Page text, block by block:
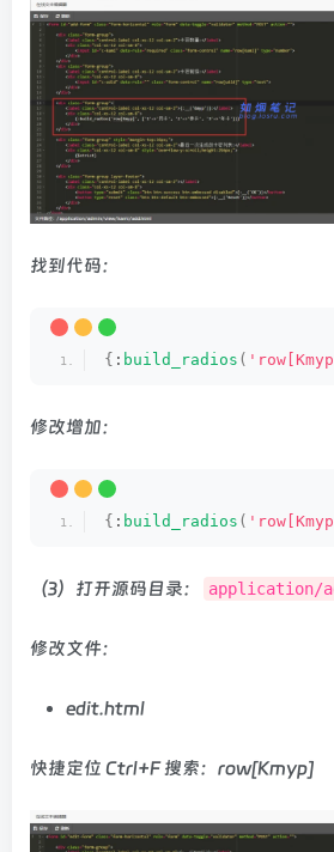
找到代码：
{ : build_radios (
修改增加：
{ : build_radios (
（3）打开源码目录： application/
修改文件：
edit.html
快捷定位 Ctrl+F 搜索：row[Kmyp]